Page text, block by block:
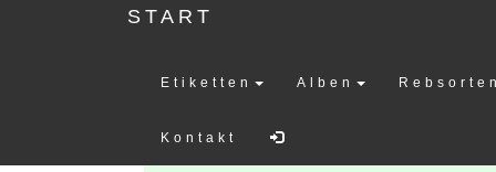
START
Etiketten Alben
Kontakt